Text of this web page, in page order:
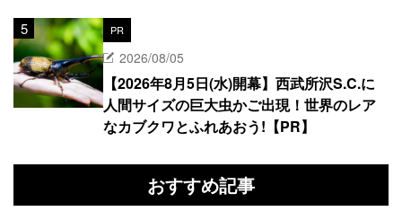
PR
2026/08/05
【2026年8月5日(水)開幕】西武所沢S.C.に
人間サイズの巨大虫かご出現！世界のレア
なカブクワとふれあおう!【PR】
おすすめ記事